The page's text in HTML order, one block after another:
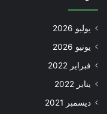
يوليو 2026
يونيو 2026
فبراير 2022
يناير 2022
ديسمبر 2021